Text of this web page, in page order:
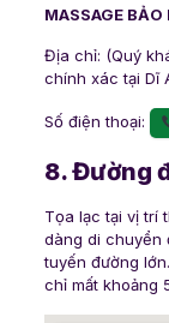
MASSAGE BẢO
Địa chỉ: (Quý
chính xác tại Dĩ
Số điện thoại:
8. Đường
Tọa lạc tại vị trí
dàng di chuyển
tuyến đường
chỉ mất khoảng